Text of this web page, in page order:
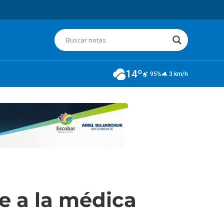
14º 95% 3 km/h
a la médica